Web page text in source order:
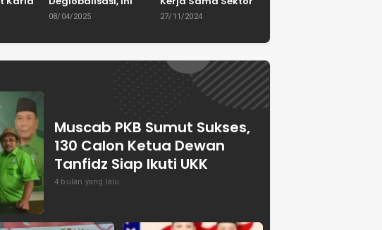
Ulasan Tajam dari
ASPRINDO
08/04/2025
Pertanian untuk
Pangan Indonesia
27/11/2024
Muscab PKB Sumut Sukses,
130 Calon Ketua Dewan
Tanfidz Siap Ikuti UKK
4 bulan yang lalu